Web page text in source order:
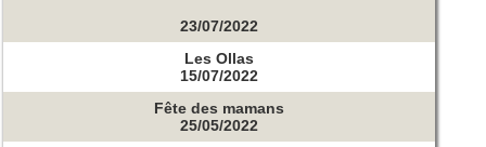
23/07/2022
Les Ollas
15/07/2022
Fête des mamans
25/05/2022